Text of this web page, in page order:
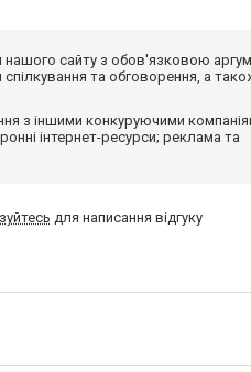
нашого сайту з обов'язковою
та обговорення, а
з іншими конкуруючими
інтернет-ресурси; реклама та
для написання відгуку